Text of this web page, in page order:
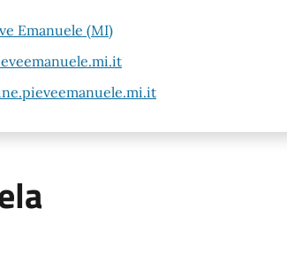
Emanuele (MI)